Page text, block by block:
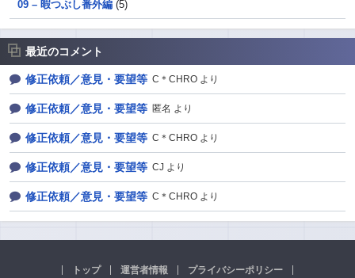
09 – 暇つぶし番外編 (5)
最近のコメント
修正依頼／意見・要望等 C＊CHRO より
修正依頼／意見・要望等 匿名 より
修正依頼／意見・要望等 C＊CHRO より
修正依頼／意見・要望等 CJ より
修正依頼／意見・要望等 C＊CHRO より
トップ 運営者情報 プライバシーポリシー